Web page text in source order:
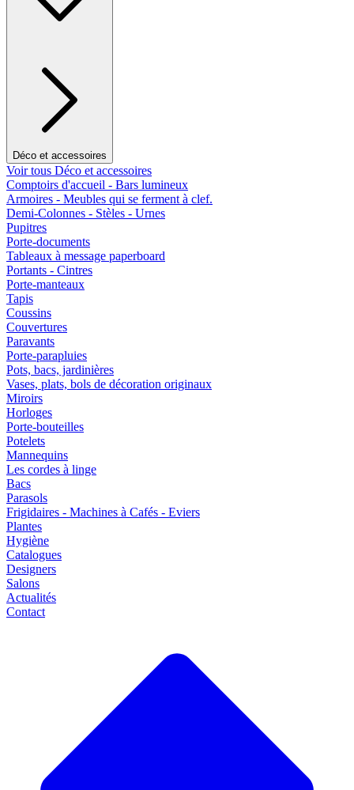
Déco et accessoires
Voir tous Déco et accessoires
Comptoirs d'accueil - Bars lumineux
Armoires - Meubles qui se ferment à clef.
Demi-Colonnes - Stèles - Urnes
Pupitres
Porte-documents
Tableaux à message paperboard
Portants - Cintres
Porte-manteaux
Tapis
Coussins
Couvertures
Paravants
Porte-parapluies
Pots, bacs, jardinières
Vases, plats, bols de décoration originaux
Miroirs
Horloges
Porte-bouteilles
Potelets
Mannequins
Les cordes à linge
Bacs
Parasols
Frigidaires - Machines à Cafés - Eviers
Plantes
Hygiène
Catalogues
Designers
Salons
Actualités
Contact